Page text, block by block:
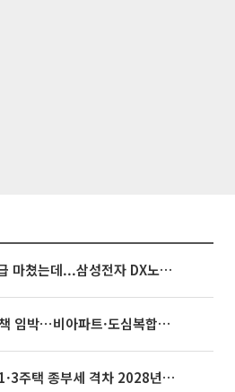
3445억 자사주 지급 마쳤는데...삼성전자 DX노조, 뒤늦은 '떼쓰기 집회'
영끌 '주택공급' 대책 임박⋯비아파트·도심복합까지 총동원
종부세 개편에도…1·3주택 종부세 격차 2028년부터 확대